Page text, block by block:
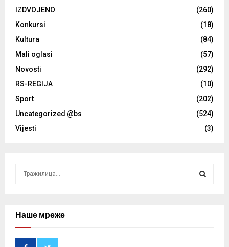
IZDVOJENO
(260)
Konkursi
(18)
Kultura
(84)
Mali oglasi
(57)
Novosti
(292)
RS-REGIJA
(10)
Sport
(202)
Uncategorized @bs
(524)
Vijesti
(3)
cНаше мреже